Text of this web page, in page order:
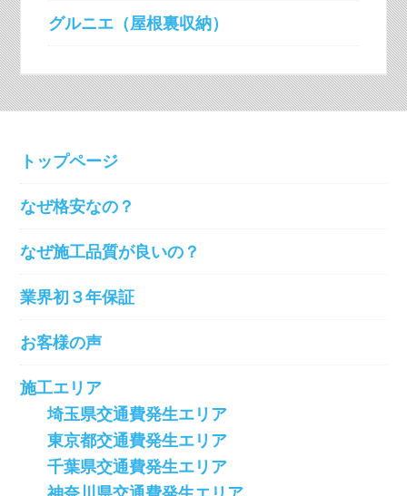
グルニエ（屋根裏収納）
トップページ
なぜ格安なの？
なぜ施工品質が良いの？
業界初３年保証
お客様の声
施工エリア
埼玉県交通費発生エリア
東京都交通費発生エリア
千葉県交通費発生エリア